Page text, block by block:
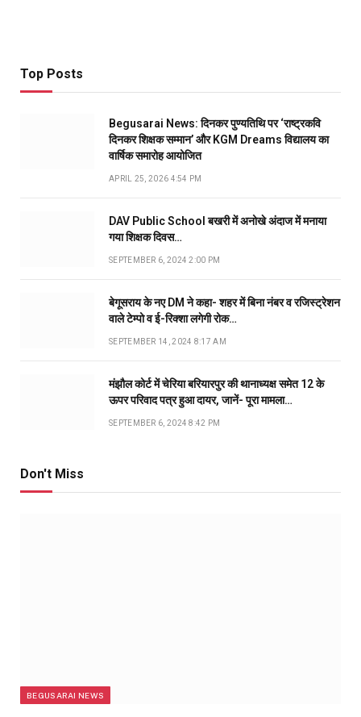
Top Posts
Begusarai News: दिनकर पुण्यतिथि पर ‘राष्ट्रकवि
दिनकर शिक्षक सम्मान’ और KGM Dreams विद्यालय का
वार्षिक समारोह आयोजित
APRIL 25, 2026 4:54 PM
DAV Public School बखरी में अनोखे अंदाज में मनाया
गया शिक्षक दिवस…
SEPTEMBER 6, 2024 2:00 PM
बेगूसराय के नए DM ने कहा- शहर में बिना नंबर व रजिस्ट्रेशन
वाले टेम्पो व ई-रिक्शा लगेगी रोक…
SEPTEMBER 14, 2024 8:17 AM
मंझौल कोर्ट में चेरिया बरियारपुर की थानाध्यक्ष समेत 12 के
ऊपर परिवाद पत्र हुआ दायर, जानें- पूरा मामला…
SEPTEMBER 6, 2024 8:42 PM
Don't Miss
BEGUSARAI NEWS